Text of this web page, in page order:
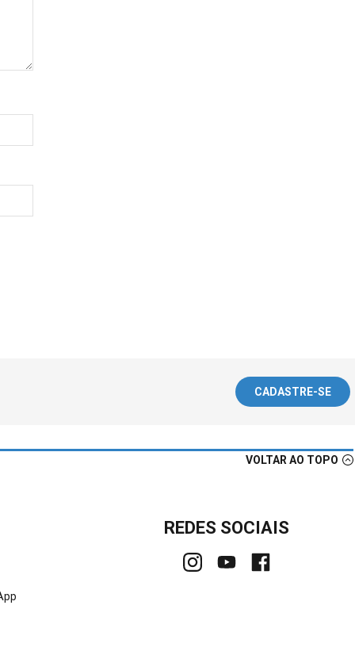
CADASTRE-SE
VOLTAR AO TOPO
REDES SOCIAIS